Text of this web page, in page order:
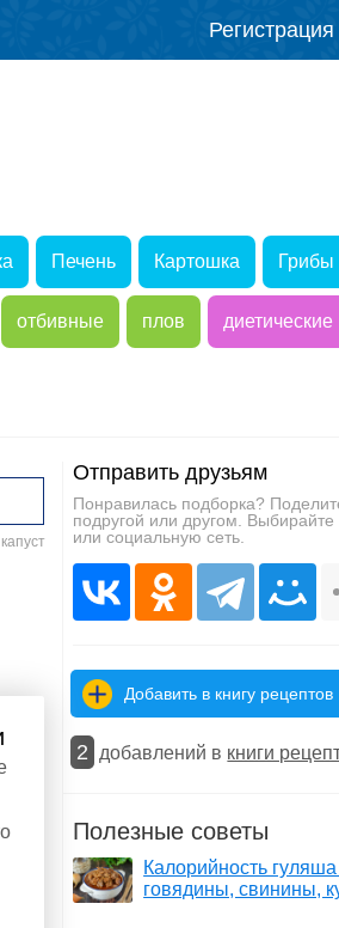
Регистрация
Печень Картошка Грибы
отбивные плов диетические
Отправить друзьям
Понравилась подборка?
подругой или другом.
или социальную сеть.
Добавить в книгу рецептов
2 добавлений в книги
Полезные советы
Калорийность гуляша
говядины, свинины,